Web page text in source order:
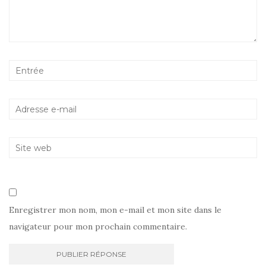
Enregistrer mon nom, mon e-mail et mon site dans le
navigateur pour mon prochain commentaire.